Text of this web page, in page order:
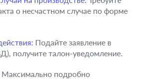
о несчастном случае по форме
Подайте заявление в
получите талон-уведомление.
Максимально подробно